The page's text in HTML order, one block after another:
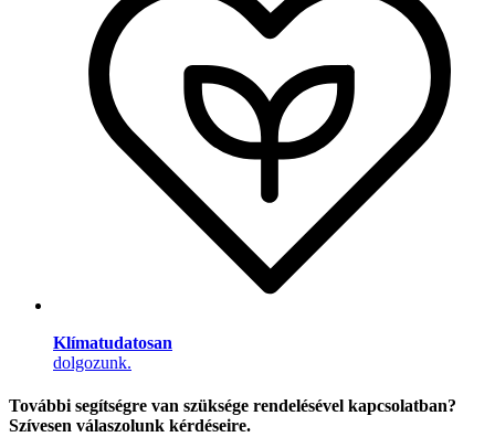
Klímatudatosan
dolgozunk.
További segítségre van szüksége rendelésével kapcsolatban?
Szívesen válaszolunk kérdéseire.